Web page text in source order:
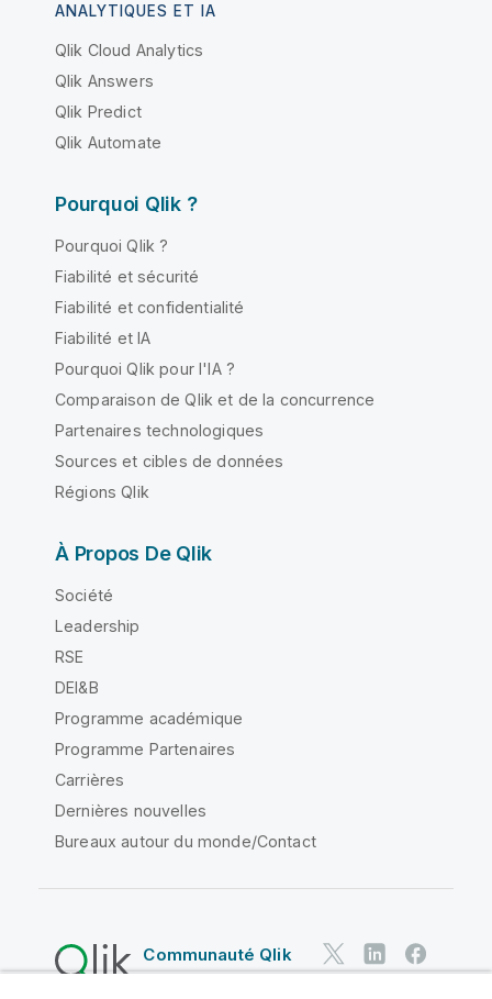
ANALYTIQUES ET IA
Qlik Cloud Analytics
Qlik Answers
Qlik Predict
Qlik Automate
Pourquoi Qlik ?
Pourquoi Qlik ?
Fiabilité et sécurité
Fiabilité et confidentialité
Fiabilité et IA
Pourquoi Qlik pour l'IA ?
Comparaison de Qlik et de la concurrence
Partenaires technologiques
Sources et cibles de données
Régions Qlik
À Propos De Qlik
Société
Leadership
RSE
DEI&B
Programme académique
Programme Partenaires
Carrières
Dernières nouvelles
Bureaux autour du monde/Contact
Communauté Qlik